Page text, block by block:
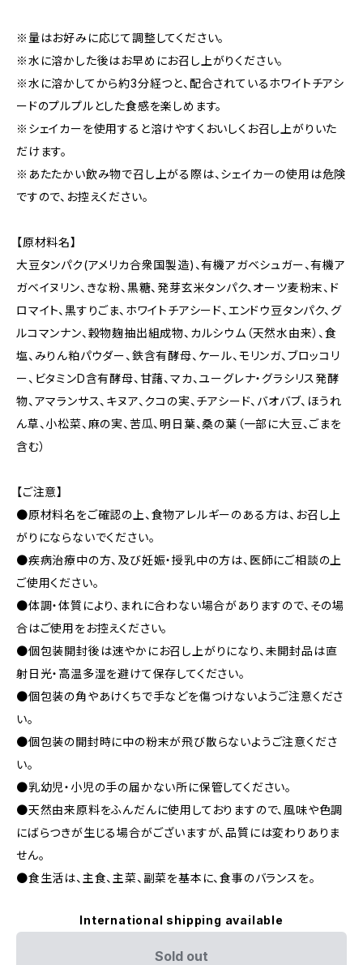
※量はお好みに応じて調整してください。
※水に溶かした後はお早めにお召し上がりください。
※水に溶かしてから約3分経つと、配合されているホワイトチアシ
ードのプルプルとした食感を楽しめます。
※シェイカーを使用すると溶けやすくおいしくお召し上がりいた
だけます。
※あたたかい飲み物で召し上がる際は、シェイカーの使用は危険
ですので、お控えください。
【原材料名】
大豆タンパク(アメリカ合衆国製造)、有機アガベシュガー、有機ア
ガベイヌリン、きな粉、黒糖、発芽玄米タンパク、オーツ麦粉末、ド
ロマイト、黒すりごま、ホワイトチアシード、エンドウ豆タンパク、グ
ルコマンナン、穀物麹抽出組成物、カルシウム（天然水由来）、食
塩、みりん粕パウダー、鉄含有酵母、ケール、モリンガ、ブロッコリ
ー、ビタミンD含有酵母、甘藷、マカ、ユーグレナ・グラシリス発酵
物、アマランサス、キヌア、クコの実、チアシード、バオバブ、ほうれ
ん草、小松菜、麻の実、苦瓜、明日葉、桑の葉（一部に大豆、ごまを
含む）
【ご注意】
●原材料名をご確認の上、食物アレルギーのある方は、お召し上
がりにならないでください。
●疾病治療中の方、及び妊娠・授乳中の方は、医師にご相談の上
ご使用ください。
●体調・体質により、まれに合わない場合がありますので、その場
合はご使用をお控えください。
●個包装開封後は速やかにお召し上がりになり、未開封品は直
射日光・高温多湿を避けて保存してください。
●個包装の角やあけくちで手などを傷つけないようご注意くださ
い。
●個包装の開封時に中の粉末が飛び散らないようご注意くださ
い。
●乳幼児・小児の手の届かない所に保管してください。
●天然由来原料をふんだんに使用しておりますので、風味や色調
にばらつきが生じる場合がございますが、品質には変わりありま
せん。
●食生活は、主食、主菜、副菜を基本に、食事のバランスを。
International shipping available
Sold out